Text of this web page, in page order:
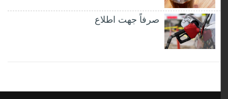
صرفاً جهت اطلاع